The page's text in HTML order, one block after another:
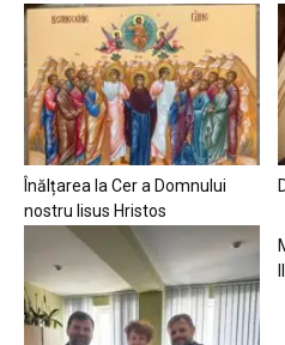
Înălțarea la Cer a Domnului
nostru Iisus Hristos